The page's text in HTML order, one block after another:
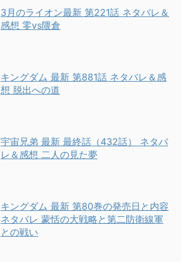
3月のライオン最新 第221話 ネタバレ＆
感想 零vs隈倉
キングダム 最新 第881話 ネタバレ＆感
想 脱出への道
宇宙兄弟 最新 最終話（432話） ネタバ
レ＆感想 二人の見た夢
キングダム 最新 第80巻の発売日と内容
ネタバレ 蒙恬の大戦略と第二防衛線軍
との戦い